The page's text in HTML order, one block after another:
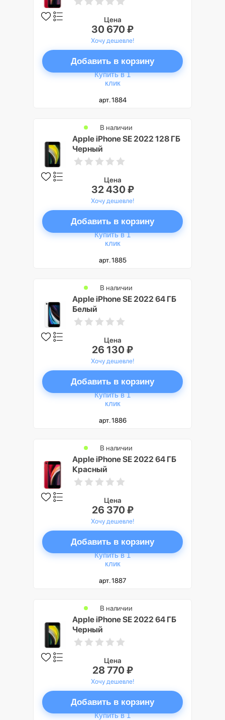
Цена
30 670 ₽
Хочу дешевле!
Добавить в корзину
Купить в 1
клик
арт. 1884
Apple iPhone SE 2022 128 ГБ
Черный
В наличии
Цена
32 430 ₽
Хочу дешевле!
Добавить в корзину
Купить в 1
клик
арт. 1885
Apple iPhone SE 2022 64 ГБ
Белый
В наличии
Цена
26 130 ₽
Хочу дешевле!
Добавить в корзину
Купить в 1
клик
арт. 1886
Apple iPhone SE 2022 64 ГБ
Красный
В наличии
Цена
26 370 ₽
Хочу дешевле!
Добавить в корзину
Купить в 1
клик
арт. 1887
Apple iPhone SE 2022 64 ГБ
Черный
В наличии
Цена
28 770 ₽
Хочу дешевле!
Добавить в корзину
Купить в 1